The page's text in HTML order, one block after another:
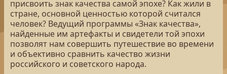
присвоить знак качества самой эпохе? Как жили в
стране, основной ценностью которой считался
человек? Ведущий программы «Знак качества»,
найденные им артефакты и свидетели той эпохи
позволят нам совершить путешествие во времени
и объективно сравнить качество жизни
российского и советского народа.